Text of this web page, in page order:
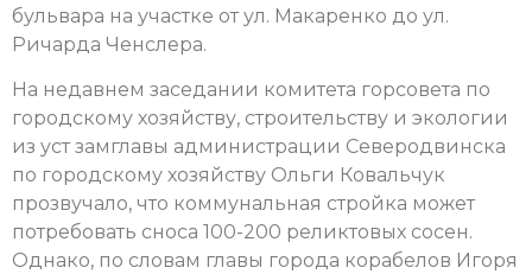
бульвара на участке от ул. Макаренко до ул.
Ричарда Ченслера.
На недавнем заседании комитета горсовета по
городскому хозяйству, строительству и экологии
из уст замглавы администрации Северодвинска
по городскому хозяйству Ольги Ковальчук
прозвучало, что коммунальная стройка может
потребовать сноса 100-200 реликтовых сосен.
Однако, по словам главы города корабелов Игоря